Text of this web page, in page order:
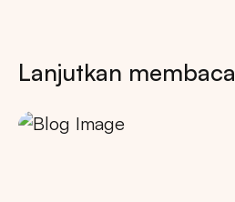
Lanjutkan membaca